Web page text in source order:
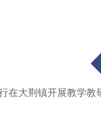
大荆镇开展教学教